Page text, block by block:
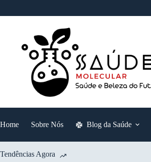
Home Sobre Nós Blog da Saúde
Tendências Agora